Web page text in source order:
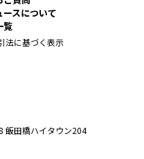
飯田橋ハイタウン204
ースについて
覧
法に基づく表示